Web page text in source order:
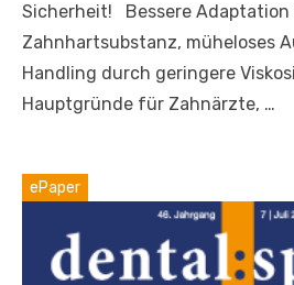
Sicherheit! Bessere Adaptation
Zahnhartsubstanz, müheloses
Handling durch geringere
Hauptgründe für Zahnärzte, …
ePaper